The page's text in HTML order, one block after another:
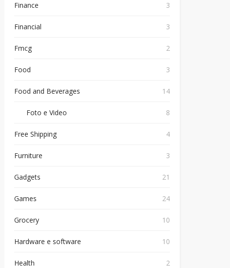
Finance 3
Financial 3
Fmcg 2
Food 3
Food and Beverages 14
Foto e Video 8
Free Shipping 4
Furniture 3
Gadgets 21
Games 24
Grocery 10
Hardware e software 10
Health 2